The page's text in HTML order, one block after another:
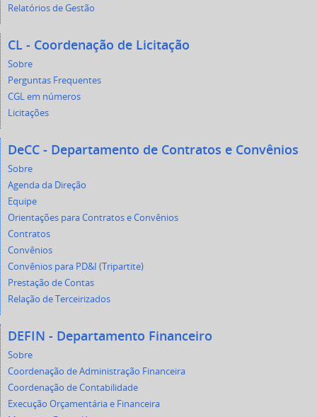
Relatórios de Gestão
CL - Coordenação de Licitação
Sobre
Perguntas Frequentes
CGL em números
Licitações
DeCC - Departamento de Contratos e Convênios
Sobre
Agenda da Direção
Equipe
Orientações para Contratos e Convênios
Contratos
Convênios
Convênios para PD&I (Tripartite)
Prestação de Contas
Relação de Terceirizados
DEFIN - Departamento Financeiro
Sobre
Coordenação de Administração Financeira
Coordenação de Contabilidade
Execução Orçamentária e Financeira